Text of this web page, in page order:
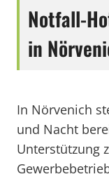
Notfall-
in
In Nörvenich
und Nacht
Unterstützung